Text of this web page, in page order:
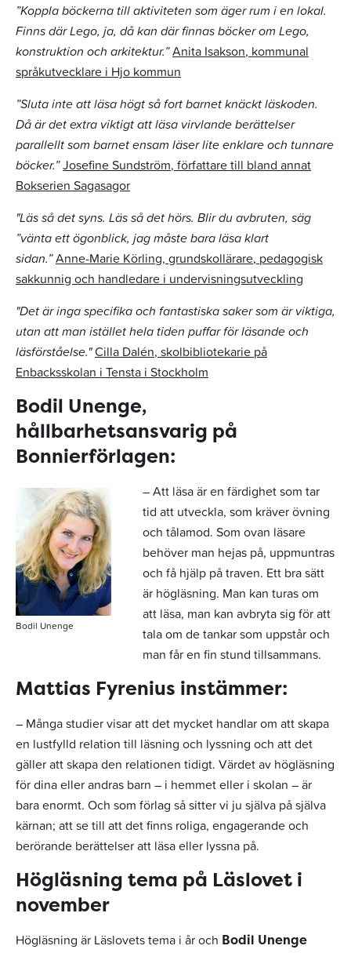
”Koppla böckerna till aktiviteten som äger rum i en lokal.
Finns där Lego, ja, då kan där finnas böcker om Lego,
konstruktion och arkitektur.”Anita Isakson, kommunal
språkutvecklare i Hjo kommun
”Sluta inte att läsa högt så fort barnet knäckt läskoden.
Då är det extra viktigt att läsa virvlande berättelser
parallellt som barnet ensam läser lite enklare och tunnare
böcker.”Josefine Sundström, författare till bland annat
Bokserien Sagasagor
"Läs så det syns. Läs så det hörs. Blir du avbruten, säg
”vänta ett ögonblick, jag måste bara läsa klart
sidan.”Anne-Marie Körling, grundskollärare, pedagogisk
sakkunnig och handledare i undervisningsutveckling
"Det är inga specifika och fantastiska saker som är viktiga,
utan att man istället hela tiden puffar för läsande och
läsförståelse."Cilla Dalén, skolbibliotekarie på
Enbacksskolan i Tensta i Stockholm
Bodil Unenge,
hållbarhetsansvarig på
Bonnierförlagen:
Bodil Unenge
– Att läsa är en färdighet som tar
tid att utveckla, som kräver övning
och tålamod. Som ovan läsare
behöver man hejas på, uppmuntras
och få hjälp på traven. Ett bra sätt
är högläsning. Man kan turas om
att läsa, man kan avbryta sig för att
tala om de tankar som uppstår och
man får en fin stund tillsammans.
Mattias Fyrenius instämmer:
– Många studier visar att det mycket handlar om att skapa
en lustfylld relation till läsning och lyssning och att det
gäller att skapa den relationen tidigt. Värdet av högläsning
för dina eller andras barn – i hemmet eller i skolan – är
bara enormt. Och som förlag så sitter vi ju själva på själva
kärnan; att se till att det finns roliga, engagerande och
berörande berättelser att läsa eller lyssna på.
Högläsning tema på Läslovet i
november
Högläsning är Läslovets tema i år och Bodil Unenge